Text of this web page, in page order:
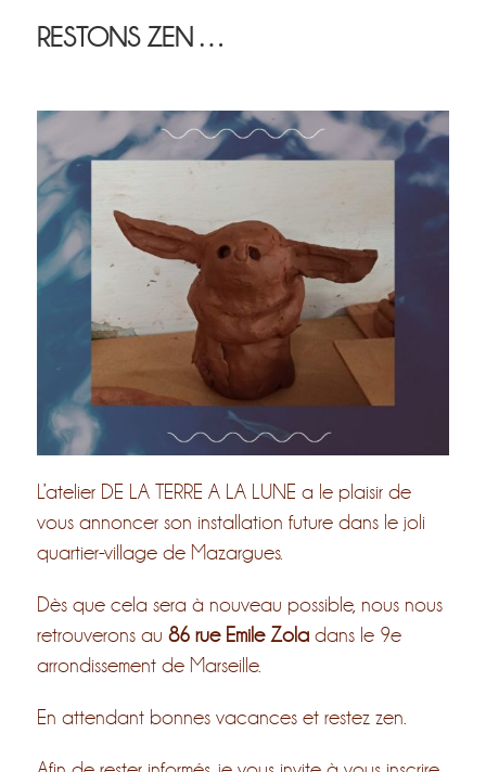
RESTONS ZEN …
L’atelier DE LA TERRE A LA LUNE a le plaisir de
vous annoncer son installation future dans le joli
quartier-village de Mazargues.
Dès que cela sera à nouveau possible, nous nous
retrouverons au86 rue Emile Zola dans le 9e
arrondissement de Marseille.
En attendant bonnes vacances et restez zen.